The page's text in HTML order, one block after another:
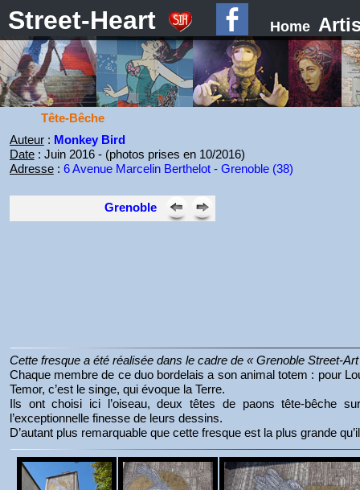
Street-Heart Home
Tête-Bêche
Auteur: Monkey Bird
Date: Juin 2016 - (photos prises en 10/2016)
Adresse: 6 Avenue Marcelin Berthelot - Grenoble (38)
Grenoble
Cette fresque a été réalisée dans le cadre de « Grenoble Street-
Chaque membre de ce duo bordelais a son animal totem : pour
Temor, c’est le singe, qui évoque la Terre.
Ils ont choisi ici l’oiseau, deux têtes de paons tête-bêche
l’exceptionnelle finesse de leurs dessins.
D’autant plus remarquable que cette fresque est la plus grande